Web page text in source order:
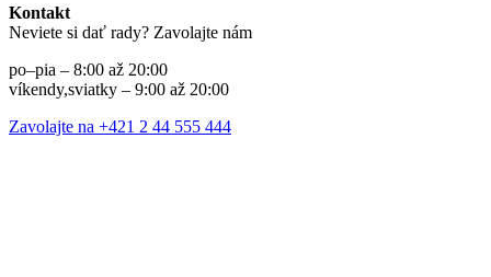
Kontakt
Neviete si dať rady? Zavolajte nám
po–pia – 8:00 až 20:00
víkendy,sviatky – 9:00 až 20:00
Zavolajte na +421 2 44 555 444